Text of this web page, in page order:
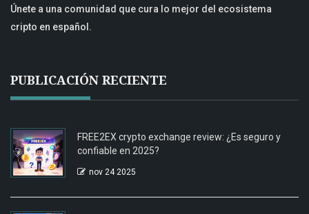
Únete a una comunidad que cura lo mejor del ecosistema
cripto en español.
PUBLICACIÓN RECIENTE
FREE2EX crypto exchange review: ¿Es seguro y
confiable en 2025?
nov 24 2025